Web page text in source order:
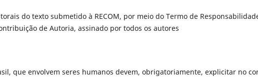
do texto submetido à RECOM, por meio do Termo de
de Autoria, assinado por todos os autores
que envolvem seres humanos devem, obrigatoriamente, explicitar no